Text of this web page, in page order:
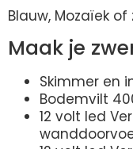
Blauw, Mozaïek of
Maak je
Skimmer en
Bodemvilt
12 volt led